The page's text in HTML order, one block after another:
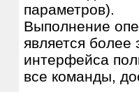
параметров).
Выполнение
является
интерфейса
все команды,